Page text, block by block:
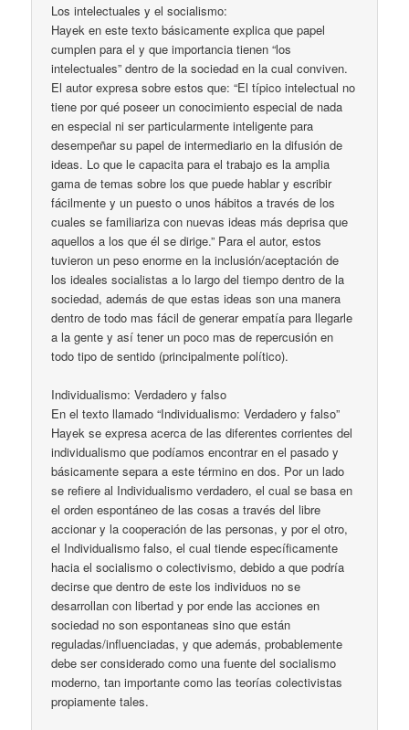
Los intelectuales y el socialismo:
Hayek en este texto básicamente explica que papel
cumplen para el y que importancia tienen “los
intelectuales” dentro de la sociedad en la cual conviven.
El autor expresa sobre estos que: “El típico intelectual no
tiene por qué poseer un conocimiento especial de nada
en especial ni ser particularmente inteligente para
desempeñar su papel de intermediario en la difusión de
ideas. Lo que le capacita para el trabajo es la amplia
gama de temas sobre los que puede hablar y escribir
fácilmente y un puesto o unos hábitos a través de los
cuales se familiariza con nuevas ideas más deprisa que
aquellos a los que él se dirige.” Para el autor, estos
tuvieron un peso enorme en la inclusión/aceptación de
los ideales socialistas a lo largo del tiempo dentro de la
sociedad, además de que estas ideas son una manera
dentro de todo mas fácil de generar empatía para llegarle
a la gente y así tener un poco mas de repercusión en
todo tipo de sentido (principalmente político).
Individualismo: Verdadero y falso
En el texto llamado “Individualismo: Verdadero y falso”
Hayek se expresa acerca de las diferentes corrientes del
individualismo que podíamos encontrar en el pasado y
básicamente separa a este término en dos. Por un lado
se refiere al Individualismo verdadero, el cual se basa en
el orden espontáneo de las cosas a través del libre
accionar y la cooperación de las personas, y por el otro,
el Individualismo falso, el cual tiende específicamente
hacia el socialismo o colectivismo, debido a que podría
decirse que dentro de este los individuos no se
desarrollan con libertad y por ende las acciones en
sociedad no son espontaneas sino que están
reguladas/influenciadas, y que además, probablemente
debe ser considerado como una fuente del socialismo
moderno, tan importante como las teorías colectivistas
propiamente tales.